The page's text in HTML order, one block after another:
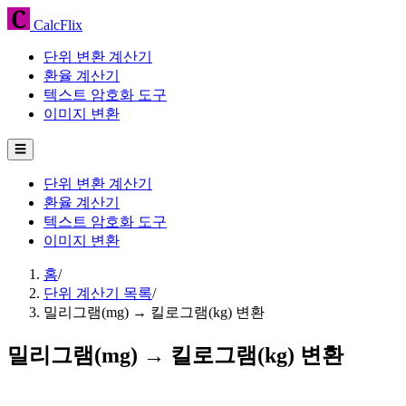
CalcFlix
단위 변환 계산기
환율 계산기
텍스트 암호화 도구
이미지 변환
☰
단위 변환 계산기
환율 계산기
텍스트 암호화 도구
이미지 변환
홈/
단위 계산기 목록/
밀리그램(mg) → 킬로그램(kg) 변환
밀리그램(mg) → 킬로그램(kg) 변환